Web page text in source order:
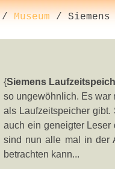
Museum/ Siemens
{Siemens
so ungewöhnlich. Es war
als Laufzeitspeicher
auch ein geneigter Leser
sind nun alle mal in der
betrachten kann...